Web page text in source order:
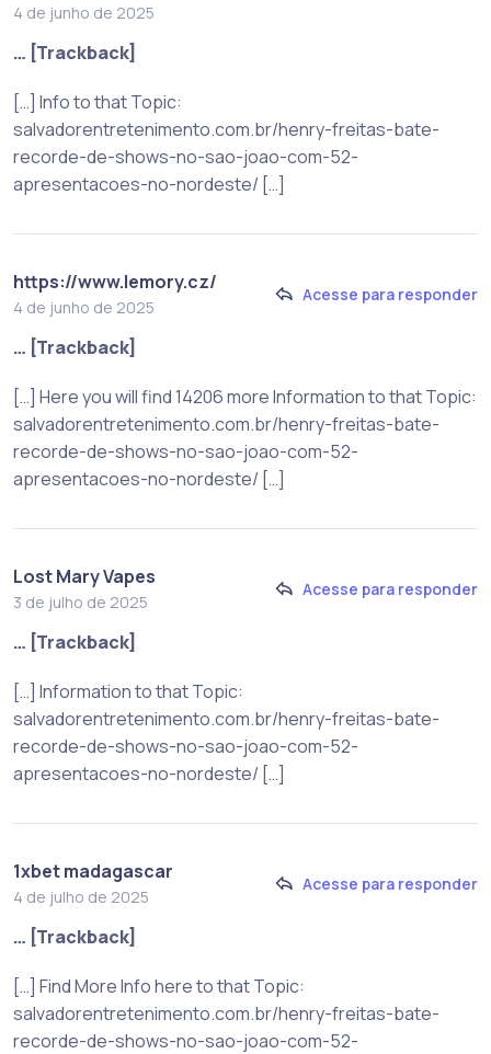
4 de junho de 2025
… [Trackback]
[…] Info to that Topic:
salvadorentretenimento.com.br/henry-freitas-bate-
recorde-de-shows-no-sao-joao-com-52-
apresentacoes-no-nordeste/ […]
https://www.lemory.cz/
4 de junho de 2025
Acesse para responder
… [Trackback]
[…] Here you will find 14206 more Information to that Topic:
salvadorentretenimento.com.br/henry-freitas-bate-
recorde-de-shows-no-sao-joao-com-52-
apresentacoes-no-nordeste/ […]
Lost Mary Vapes
3 de julho de 2025
Acesse para responder
… [Trackback]
[…] Information to that Topic:
salvadorentretenimento.com.br/henry-freitas-bate-
recorde-de-shows-no-sao-joao-com-52-
apresentacoes-no-nordeste/ […]
1xbet madagascar
4 de julho de 2025
Acesse para responder
… [Trackback]
[…] Find More Info here to that Topic:
salvadorentretenimento.com.br/henry-freitas-bate-
recorde-de-shows-no-sao-joao-com-52-